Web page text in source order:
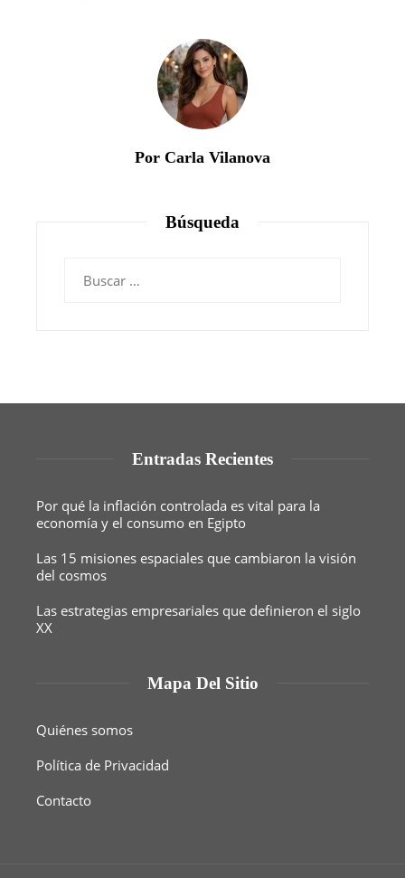
Por Carla Vilanova
Búsqueda
Entradas Recientes
Por qué la inflación controlada es vital para la
economía y el consumo en Egipto
Las 15 misiones espaciales que cambiaron la visión
del cosmos
Las estrategias empresariales que definieron el siglo
XX
Mapa Del Sitio
Quiénes somos
Política de Privacidad
Contacto